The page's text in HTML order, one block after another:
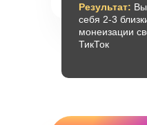
Результат:
себя 2-3
монеизации
ТикТок